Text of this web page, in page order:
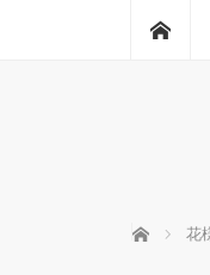
ホーム 花